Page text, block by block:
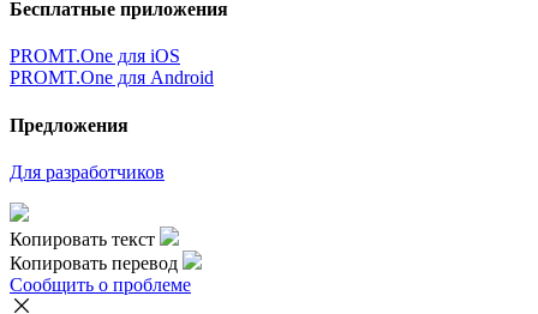
Бесплатные приложения
PROMT.One для iOS
PROMT.One для Android
Предложения
Для разработчиков
Копировать текст
Копировать перевод
Сообщить о проблеме